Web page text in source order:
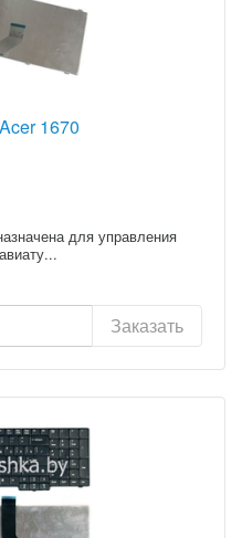
1670
для управления
Заказать